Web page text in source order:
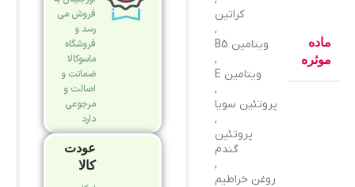
ماده
موثره
کراتین
,
ویتامین B5
,
ویتامین E
,
پروتئین سویا
,
پروتئین
گندم
,
روغن خراطیم
فروش می
رسد و
فروشگاه
ماسوکالا
ضمانت و
اصالت و
مرجوعی
دارد
عودت
کالا